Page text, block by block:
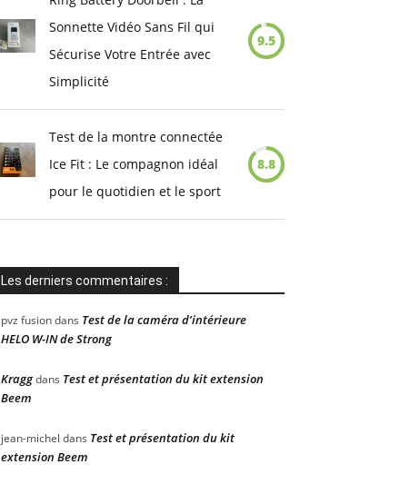
Sonnette Vidéo Sans Fil qui
Sécurise Votre Entrée avec
Simplicité
9.5
Test de la montre connectée
Ice Fit : Le compagnon idéal
pour le quotidien et le sport
8.8
Les derniers commentaires :
pvz fusiondans Test de la caméra d’intérieure
HELO W-IN de Strong
Kraggdans Test et présentation du kit extension
Beem
jean-michel dans Test et présentation du kit
extension Beem